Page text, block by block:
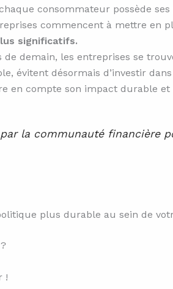
consommateur possède
commencent à mettre en
significatifs.
demain, les entreprises se
évitent désormais d’investir
en compte son impact durable et
la communauté financière
plus durable au sein de
!